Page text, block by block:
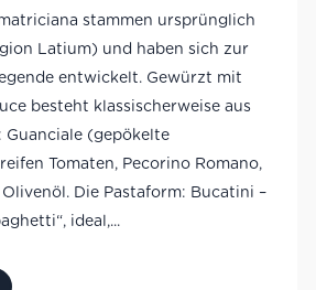
stammen ursprünglich
Latium) und haben sich zur
entwickelt. Gewürzt mit
besteht klassischerweise aus
(gepökelte
Tomaten, Pecorino Romano,
Die Pastaform: Bucatini –
ideal,...